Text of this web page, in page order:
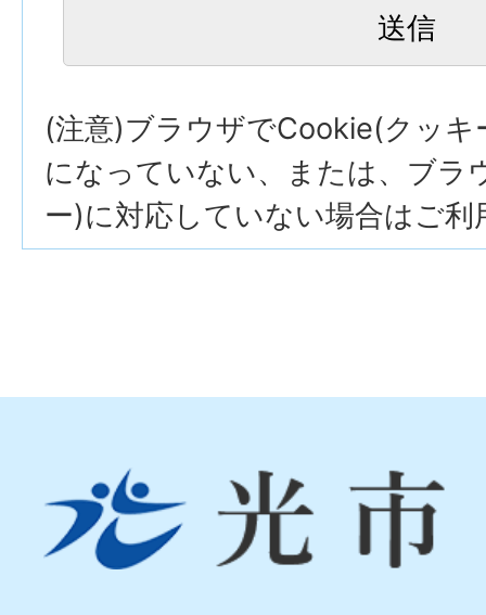
(注意)ブラウザでCookie(クッキ
になっていない、または、ブラ
ー)に対応していない場合はご利
市
Hikari